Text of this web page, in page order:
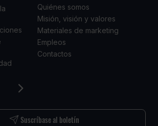
Suscríbase al boletín
Quiénes somos
Misión, visión y valores
Materiales de marketing
Empleos
Contactos